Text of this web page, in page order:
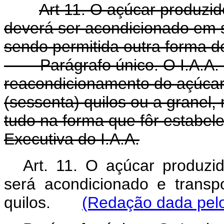
Art 11. O açúcar
deverá ser acondicionado
sendo permitida outra forma
Parágrafo único. O I.A.A.
reacondicionamento do
(sessenta) quilos ou a
tudo na forma que fôr
Executiva do I.A.A.
Art. 11. O açúcar
será acondicionado e
quilos. (Redação dada